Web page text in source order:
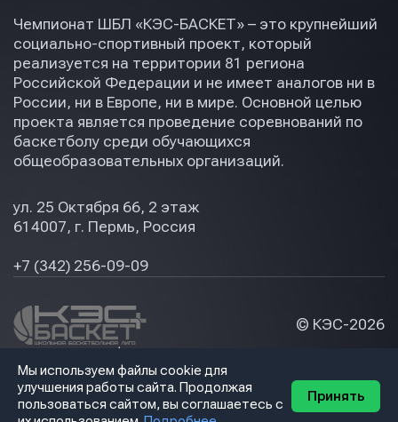
Чемпионат ШБЛ «КЭС-БАСКЕТ» – это крупнейший
социально-спортивный проект, который
реализуется на территории 81 региона
Российской Федерации и не имеет аналогов ни в
России, ни в Европе, ни в мире. Основной целью
проекта является проведение соревнований по
баскетболу среди обучающихся
общеобразовательных организаций.
ул. 25 Октября 66, 2 этаж
614007, г. Пермь, Россия
+7 (342) 256-09-09
© КЭС-2026
Политика конфидециальности
Мы используем файлы cookie для
улучшения работы сайта. Продолжая
пользоваться сайтом, вы соглашаетесь с
Принять